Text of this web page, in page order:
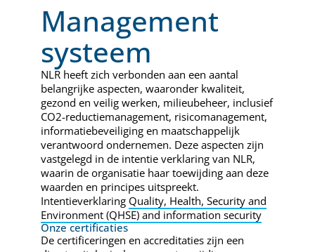
Management
systeem
NLR heeft zich verbonden aan een aantal
belangrijke aspecten, waaronder kwaliteit,
gezond en veilig werken, milieubeheer, inclusief
CO2-reductiemanagement, risicomanagement,
informatiebeveiliging en maatschappelijk
verantwoord ondernemen. Deze aspecten zijn
vastgelegd in de intentie verklaring van NLR,
waarin de organisatie haar toewijding aan deze
waarden en principes uitspreekt.
Intentieverklaring Quality, Health, Security and
Environment (QHSE) and information security
Onze certificaties
De certificeringen en accreditaties zijn een